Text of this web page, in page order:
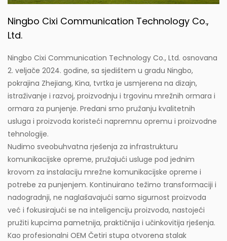
Ningbo Cixi Communication Technology Co.,
Ltd.
Ningbo Cixi Communication Technology Co., Ltd. osnovana
2. veljače 2024. godine, sa sjedištem u gradu Ningbo,
pokrajina Zhejiang, Kina, tvrtka je usmjerena na dizajn,
istraživanje i razvoj, proizvodnju i trgovinu mrežnih ormara i
ormara za punjenje. Predani smo pružanju kvalitetnih
usluga i proizvoda koristeći napremnu opremu i proizvodne
tehnologije.
Nudimo sveobuhvatna rješenja za infrastrukturu
komunikacijske opreme, pružajući usluge pod jednim
krovom za instalaciju mrežne komunikacijske opreme i
potrebe za punjenjem. Kontinuirano težimo transformaciji i
nadogradnji, ne naglašavajući samo sigurnost proizvoda
već i fokusirajući se na inteligenciju proizvoda, nastojeći
pružiti kupcima pametnija, praktičnija i učinkovitija rješenja.
Kao profesionalni OEM Četiri stupa otvorena stalak